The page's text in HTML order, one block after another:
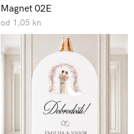
Magnet 02E
od 1,05 kn